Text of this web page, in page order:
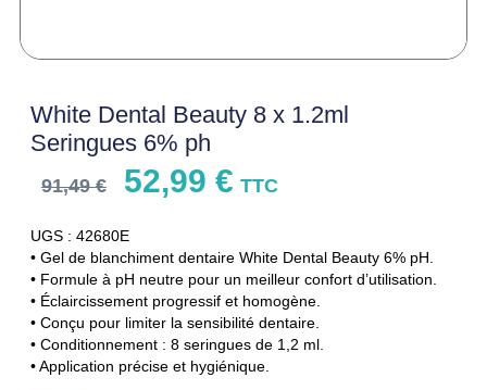
White Dental Beauty 8 x 1.2ml
Seringues 6% ph
91,49€ 52,99 € TTC
UGS : 42680E
• Gel de blanchiment dentaire White Dental Beauty 6% pH.
• Formule à pH neutre pour un meilleur confort d’utilisation.
• Éclaircissement progressif et homogène.
• Conçu pour limiter la sensibilité dentaire.
• Conditionnement : 8 seringues de 1,2 ml.
• Application précise et hygiénique.